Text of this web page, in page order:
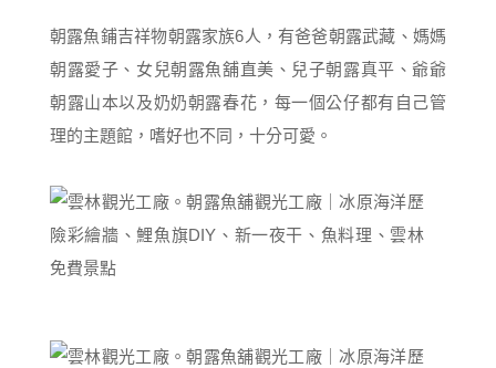
朝露魚鋪吉祥物朝露家族6人，有爸爸朝露武藏、媽媽
朝露愛子、女兒朝露魚舖直美、兒子朝露真平、爺爺
朝露山本以及奶奶朝露春花，每一個公仔都有自己管
理的主題館，嗜好也不同，十分可愛。